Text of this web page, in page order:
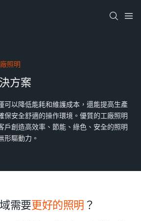
照明
方案
可以降低能耗和維護成本，還能提高生產
保安全舒適的操作環境。優質的工廠照明
戶創造高效率、節能、綠色、安全的照明
形驅動力。
需要更好的照明 ？